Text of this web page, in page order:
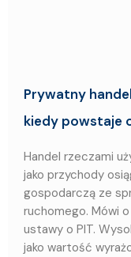
Prywatny
kiedy powstaje
Handel rzeczami
jako przychody
gospodarczą ze
ruchomego. Mówi
ustawy o PIT.
jako wartość